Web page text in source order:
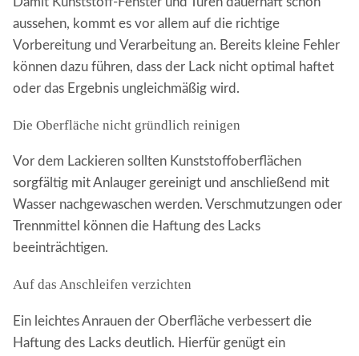
aussehen, kommt es vor allem auf die richtige
Vorbereitung und Verarbeitung an. Bereits kleine Fehler
können dazu führen, dass der Lack nicht optimal haftet
oder das Ergebnis ungleichmäßig wird.
Die Oberfläche nicht gründlich reinigen
Vor dem Lackieren sollten Kunststoffoberflächen
sorgfältig mit Anlauger gereinigt und anschließend mit
Wasser nachgewaschen werden. Verschmutzungen oder
Trennmittel können die Haftung des Lacks
beeinträchtigen.
Auf das Anschleifen verzichten
Ein leichtes Anrauen der Oberfläche verbessert die
Haftung des Lacks deutlich. Hierfür genügt ein